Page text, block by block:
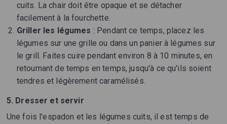
cuits. La chair doit être opaque et se détacher
facilement à la fourchette.
Griller les légumes : Pendant ce temps, placez les
légumes sur une grille ou dans un panier à légumes sur
le grill. Faites cuire pendant environ 8 à 10 minutes, en
retournant de temps en temps, jusqu'à ce qu'ils soient
tendres et légèrement caramélisés.
5. Dresser et servir
Une fois l'espadon et les légumes cuits, il est temps de